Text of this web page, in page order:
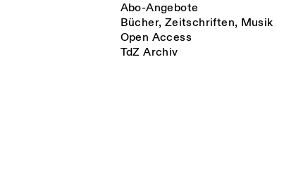
Abo-Angebote
Bücher, Zeitschriften, Musik
Open Access
TdZ Archiv